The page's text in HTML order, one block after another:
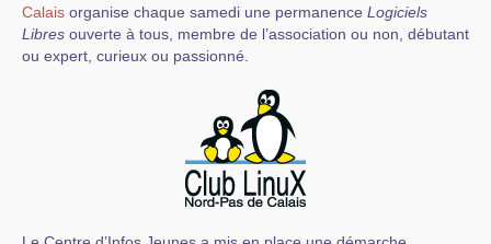
Calais organise chaque samedi une permanence Logiciels
Libres ouverte à tous, membre de l’association ou non, débutant
ou expert, curieux ou passionné.